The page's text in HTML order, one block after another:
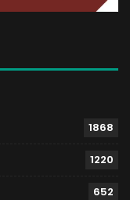
1868
1220
652